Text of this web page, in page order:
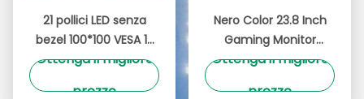
21 pollici LED senza
bezel 100*100 VESA 1K
FHD Risoluzione
Ottenga il migliore
prezzo
Nero Color 23.8 Inch
Gaming Monitor
Pannello IPS 180Hz
Illuminazione RGB 99%
Ottenga il migliore
prezzo